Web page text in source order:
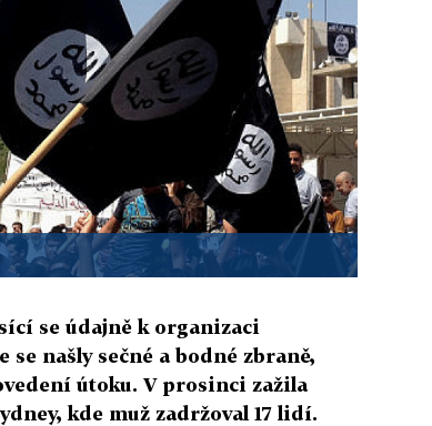
se údajně k organizaci
našly sečné a bodné zbraně,
útoku. V prosinci zažila
kde muž zadržoval 17 lidí.